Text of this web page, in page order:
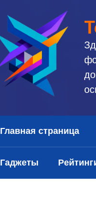
Главная страница
Гаджеты